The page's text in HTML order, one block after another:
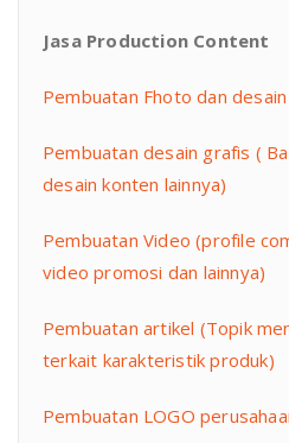
Jasa Production Content
Pembuatan Fhoto dan
Pembuatan desain grafis (
desain konten lainnya)
Pembuatan Video (profile
video promosi dan lainnya)
Pembuatan artikel (Topik
terkait karakteristik produk)
Pembuatan LOGO